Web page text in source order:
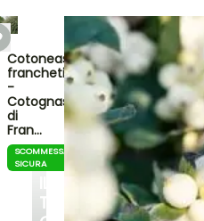
TRASFORMA
TUO
Cotoneaster
franchetii
-
Cotognastro
di
Fran…
SCOMMESSA
SICURA